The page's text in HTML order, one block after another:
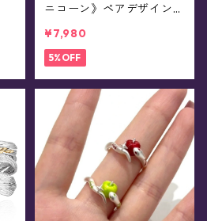
ニコーン》ペアデザイン・
¥7,980
5%OFF